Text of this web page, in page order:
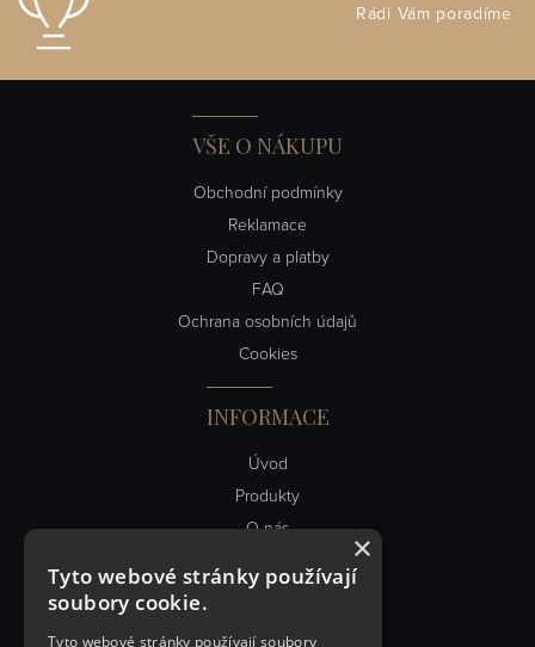
Rádi Vám poradíme
VŠE O NÁKUPU
Obchodní podmínky
Reklamace
Dopravy a platby
FAQ
Ochrana osobních údajů
Cookies
INFORMACE
Úvod
Produkty
O nás
Kontakt
×
Tyto webové stránky používají
soubory cookie.
Tyto webové stránky používají soubory